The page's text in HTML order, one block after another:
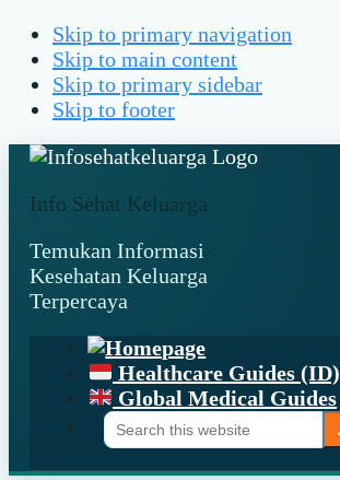
Skip to primary navigation
Skip to main content
Skip to primary sidebar
Skip to footer
Info Sehat Keluarga
Temukan Informasi
Kesehatan Keluarga
Terpercaya
Healthcare Guides (ID)
Global Medical Guides
Search
this
website